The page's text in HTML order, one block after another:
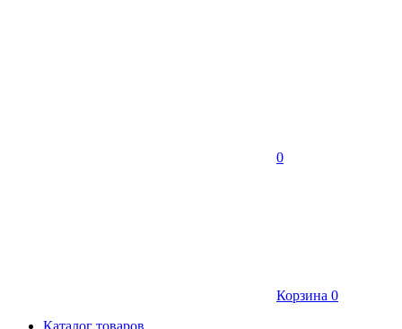
0
Корзина 0
Каталог товаров